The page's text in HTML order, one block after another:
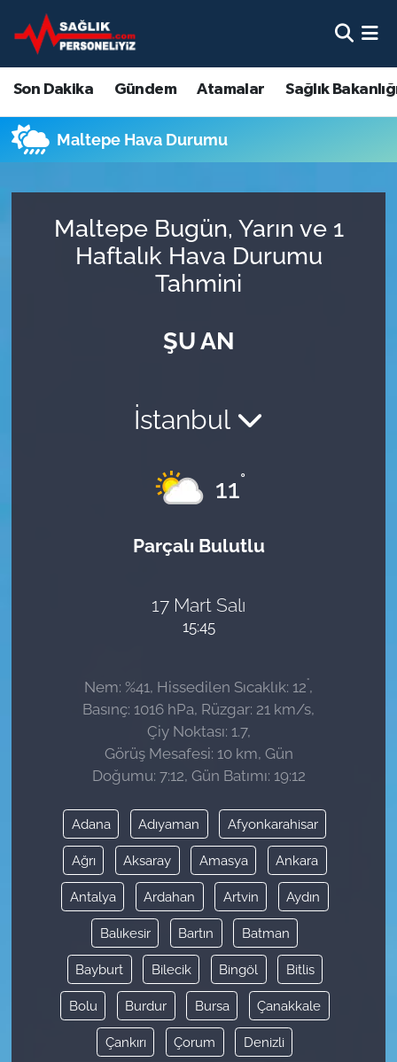
Son Dakika Gündem Atamalar Sağlık
Maltepe Hava Durumu
Maltepe Bugün, Yarın ve 1
Haftalık Hava Durumu
Tahmini
ŞU AN
İstanbul
11°
Parçalı Bulutlu
17 Mart Salı
15:45
Nem: %41, Hissedilen Sıcaklık: 12°,
Basınç: 1016 hPa, Rüzgar: 21 km/s,
Çiy Noktası: 1.7,
Görüş Mesafesi: 10 km, Gün
Doğumu: 7:12, Gün Batımı: 19:12
Adana Adıyaman Afyonkarahisar
Ağrı Aksaray Amasya Ankara
Antalya Ardahan Artvin Aydın
Balıkesir Bartın Batman
Bayburt Bilecik Bingöl Bitlis
Bolu Burdur Bursa Çanakkale
Çankırı Çorum Denizli
Son Dakika
Gündem
Atamalar
Mevzuat
Sağlık Personeli Alımı
Nöbetçi Eczaneler
Hava Durumu
Namaz Vakitleri
Süper Lig Puan Durumu ve Fikstür
Son Dakika Haberleri